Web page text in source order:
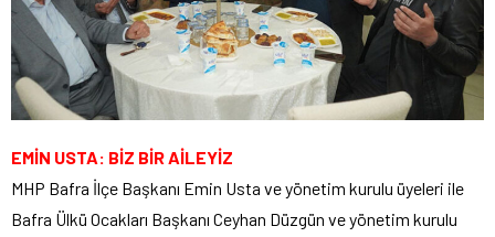
EMİN USTA: BİZ BİR AİLEYİZ
MHP Bafra İlçe Başkanı Emin Usta ve yönetim kurulu üyeleri ile
Bafra Ülkü Ocakları Başkanı Ceyhan Düzgün ve yönetim kurulu